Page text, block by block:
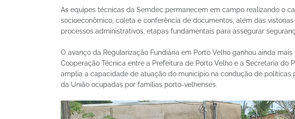
As equipes técnicas da Semdec permanecem em campo realizando o
socioeconômico, coleta e conferência de documentos, além das
processos administrativos, etapas fundamentais para assegurar
O avanço da Regularização Fundiária em Porto Velho ganhou ainda
Cooperação Técnica entre a Prefeitura de Porto Velho e a Secretaria do
amplia a capacidade de atuação do município na condução de políticas
da União ocupadas por famílias porto-velhenses.